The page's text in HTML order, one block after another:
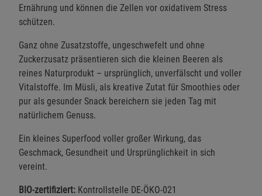
Ernährung und können die Zellen vor oxidativem Stress
schützen.
Ganz ohne Zusatzstoffe, ungeschwefelt und ohne
Zuckerzusatz präsentieren sich die kleinen Beeren als
reines Naturprodukt – ursprünglich, unverfälscht und voller
Vitalstoffe. Im Müsli, als kreative Zutat für Smoothies oder
pur als gesunder Snack bereichern sie jeden Tag mit
natürlichem Genuss.
Ein kleines Superfood voller großer Wirkung, das
Geschmack, Gesundheit und Ursprünglichkeit in sich
vereint.
BIO-zertifiziert: Kontrollstelle DE-ÖKO-021